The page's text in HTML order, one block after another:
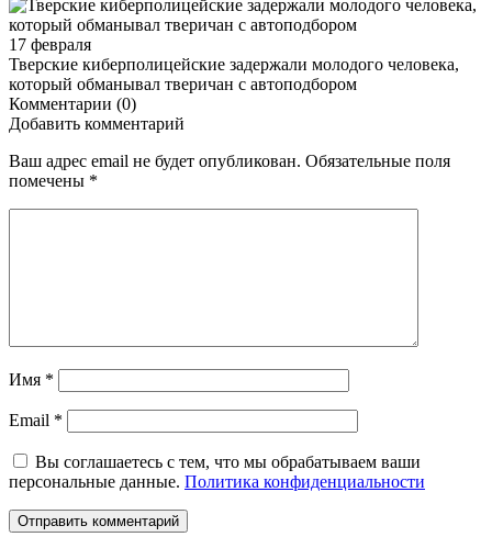
17 февраля
Тверские киберполицейские задержали молодого человека,
который обманывал тверичан с автоподбором
Комментарии (0)
Добавить комментарий
Ваш адрес email не будет опубликован. Обязательные поля
помечены *
Имя *
Email *
Вы соглашаетесь с тем, что мы обрабатываем ваши
персональные данные. Политика конфиденциальности